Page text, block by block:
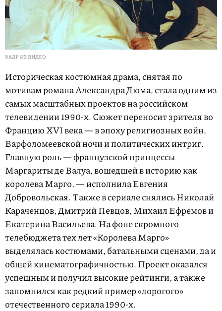
КАДР ИЗ ВИДЕО
Историческая костюмная драма, снятая по
мотивам романа Александра Дюма, стала одним из
самых масштабных проектов на российском
телевидении 1990-х. Сюжет переносит зрителя во
Францию XVI века — в эпоху религиозных войн,
Варфоломеевской ночи и политических интриг.
Главную роль — французской принцессы
Маргариты де Валуа, вошедшей в историю как
королева Марго, — исполнила Евгения
Добровольская. Также в сериале снялись Николай
Караченцов, Дмитрий Певцов, Михаил Ефремов и
Екатерина Васильева. На фоне скромного
телебюджета тех лет «Королева Марго»
выделялась костюмами, батальными сценами, да и
общей кинематографичностью. Проект оказался
успешным и получил высокие рейтинги, а также
запомнился как редкий пример «дорогого»
отечественного сериала 1990-х.